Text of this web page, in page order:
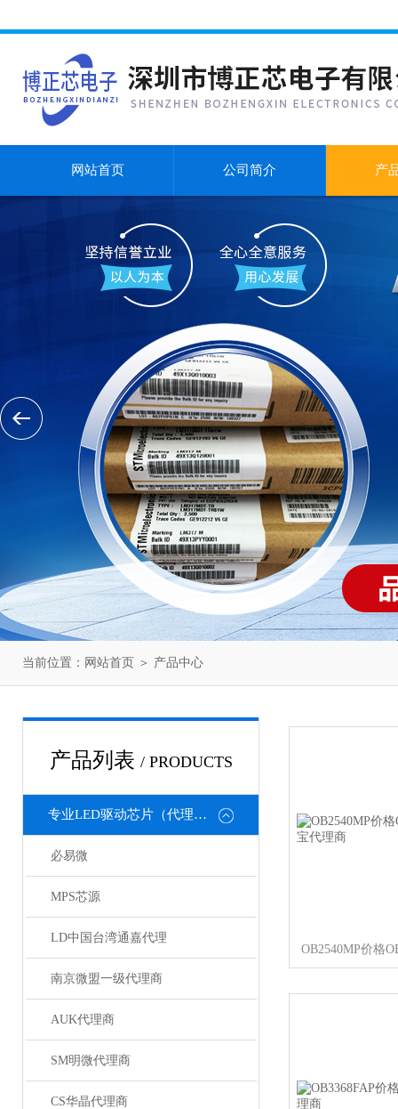
网站首页 公司简介 产
当前位置： 网站首页 ＞ 产品中心
产品列表 / PRODUCTS
专业LED驱动芯片（代理或直销）
必易微
MPS芯源
LD中国台湾通嘉代理
南京微盟一级代理商
AUK代理商
SM明微代理商
CS华晶代理商